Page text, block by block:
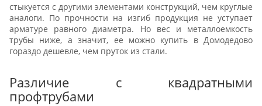
стыкуется с другими элементами конструкций, чем круглые
аналоги. По прочности на изгиб продукция не уступает
арматуре равного диаметра. Но вес и металлоемкость
трубы ниже, а значит, ее можно купить в Домодедово
гораздо дешевле, чем пруток из стали.
Различие с квадратными
профтрубами